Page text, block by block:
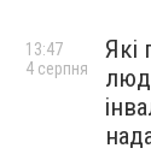
Які
13:47
4 серпня